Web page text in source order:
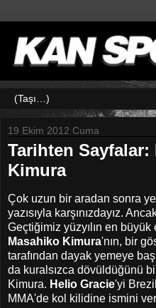
19 Ekim 2012 Cuma
Tarihten
Kimura
Çok uzun bir aradan sonra
yazısıyla karşınızdayız.
Geçtiğimiz yüzyılın en
Masahiko Kimura'nın, bir
tarafından dayak yemeye
da kuralsızca dövüldüğünü
Kimura. Helio Gracie'yi
MMA'de kol kilidine ismini